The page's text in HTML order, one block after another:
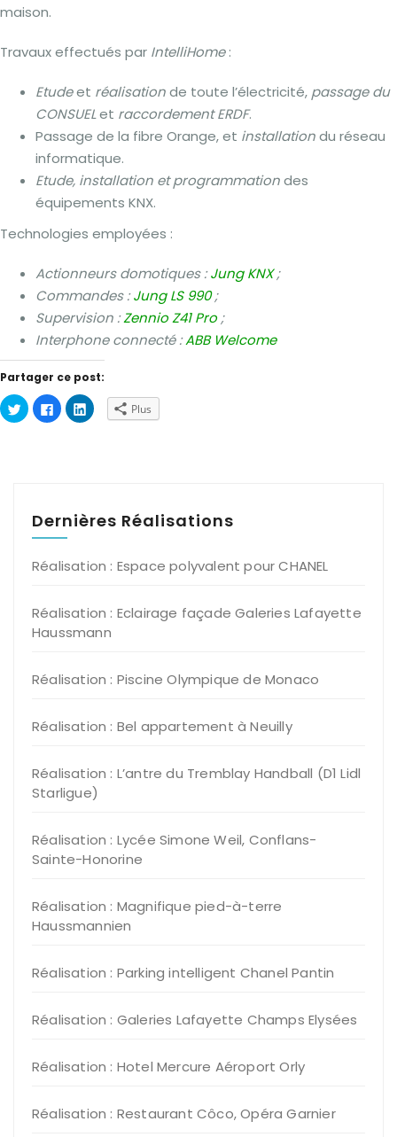
maison.
Travaux effectués par IntelliHome:
Etudeet réalisationde toute l’électricité, passage du
CONSUELet raccordement ERDF.
Passage de la fibre Orange, et installationdu réseau
informatique.
Etude, installation et programmationdes
équipements KNX.
Technologies employées :
Actionneurs domotiques :Jung KNX;
Commandes :Jung LS 990;
Supervision :Zennio Z41 Pro;
Interphone connecté :ABB Welcome
Partager ce post:
Cliquez
pour
partager
Cliquez
pour
partager
Cliquez
pour Plus
Dernières Réalisations
Réalisation : Espace polyvalent pour CHANEL
Réalisation : Eclairage façade Galeries Lafayette
Haussmann
Réalisation : Piscine Olympique de Monaco
Réalisation : Bel appartement à Neuilly
Réalisation : L’antre du Tremblay Handball (D1 Lidl
Starligue)
Réalisation : Lycée Simone Weil, Conflans-
Sainte-Honorine
Réalisation : Magnifique pied-à-terre
Haussmannien
Réalisation : Parking intelligent Chanel Pantin
Réalisation : Galeries Lafayette Champs Elysées
Réalisation : Hotel Mercure Aéroport Orly
Réalisation : Restaurant Côco, Opéra Garnier